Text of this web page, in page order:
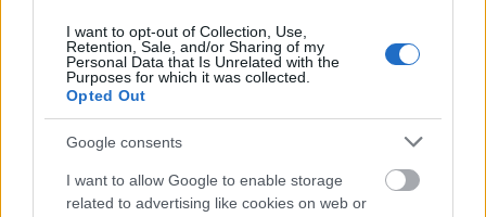
I want to opt-out of Collection, Use,
Retention, Sale, and/or Sharing of my
Personal Data that Is Unrelated with the
Purposes for which it was collected.
Opted Out
Google consents
I want to allow Google to enable storage
related to advertising like cookies on web or